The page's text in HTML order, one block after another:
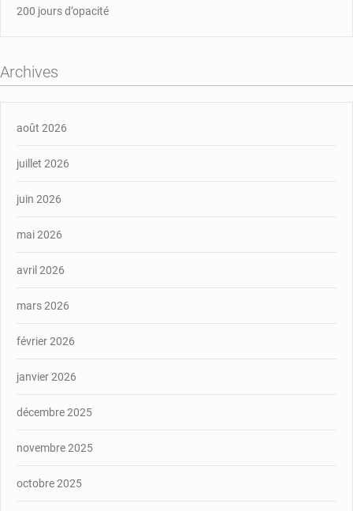
200 jours d’opacité
Archives
août 2026
juillet 2026
juin 2026
mai 2026
avril 2026
mars 2026
février 2026
janvier 2026
décembre 2025
novembre 2025
octobre 2025